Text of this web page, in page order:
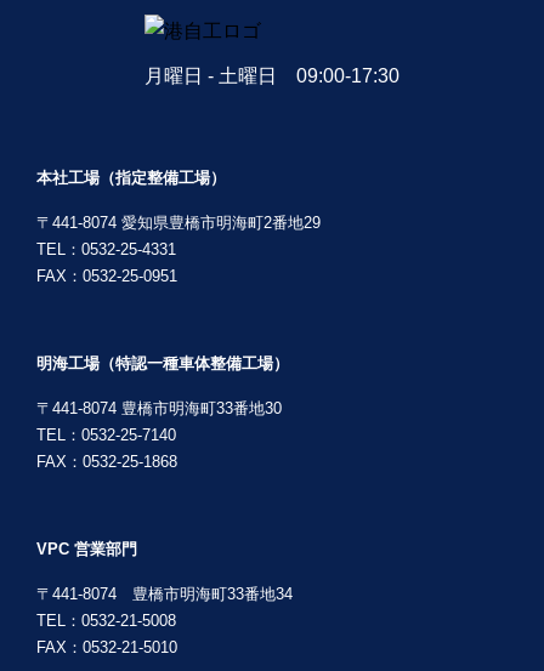
月曜日 - 土曜日 09:00-17:30
本社工場（指定整備工場）
〒441-8074 愛知県豊橋市明海町2番地29
TEL：0532-25-4331
FAX：0532-25-0951
明海工場（特認一種車体整備工場）
〒441-8074 豊橋市明海町33番地30
TEL：0532-25-7140
FAX：0532-25-1868
VPC 営業部門
〒441-8074 豊橋市明海町33番地34
TEL：0532-21-5008
FAX：0532-21-5010